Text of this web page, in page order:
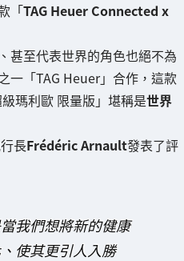
「TAG Heuer Connected x
甚至代表世界的角色也絕不為
一「TAG Heuer」合作，這款
瑪利歐 限量版」堪稱是世界
長Frédéric Arnault發表了評
我們想將新的健康
使其更引人入勝